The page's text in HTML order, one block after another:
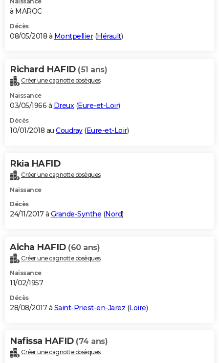
à MAROC
Décès
08/05/2018 à Montpellier(Hérault)
Richard HAFID (51 ans)
Créer une cagnotte obsèques
Naissance
03/05/1966 à Dreux(Eure-et-Loir)
Décès
10/01/2018 au Coudray(Eure-et-Loir)
Rkia HAFID
Créer une cagnotte obsèques
Naissance
Décès
24/11/2017 à Grande-Synthe (Nord)
Aicha HAFID (60 ans)
Créer une cagnotte obsèques
Naissance
11/02/1957
Décès
28/08/2017 à Saint-Priest-en-Jarez (Loire)
Nafissa HAFID (74 ans)
Créer une cagnotte obsèques